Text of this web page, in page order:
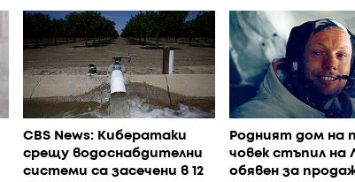
CBS News: Кибератаки
срещу водоснабдителни
системи са засечени в 12
Родният дом на
човек стъпил на
обявен за